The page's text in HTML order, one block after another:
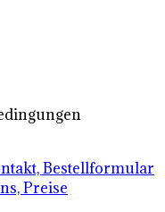
Bestellformular
Preise